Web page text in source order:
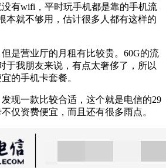
有wifi，平时玩手机都是靠的手机流
本就不够用，估计很多人都有这样的
是营业厅的月租有比较贵。60G的流
于我朋友来说，有点太奢侈了，所以
的手机卡套餐。
现一款比较合适，这个就是电信的29
仅资费便宜，而且还有很多雨点。